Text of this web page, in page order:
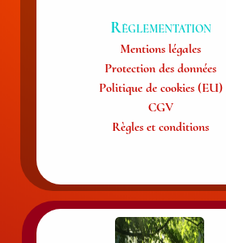
Règlementation
Mentions légales
Protection des données
Politique de cookies (EU)
CGV
Règles et conditions